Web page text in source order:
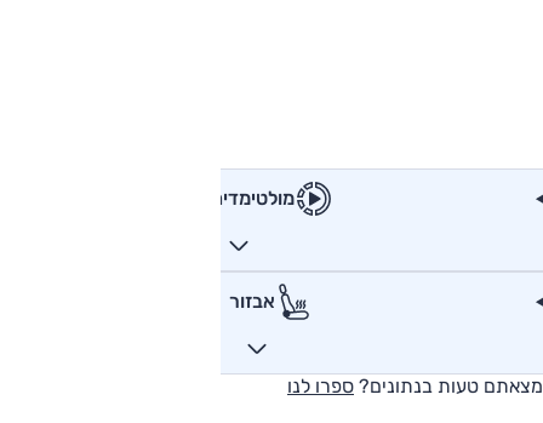
מולטימדיה
אבזור
מצאתם טעות בנתונים? ספרו לנו